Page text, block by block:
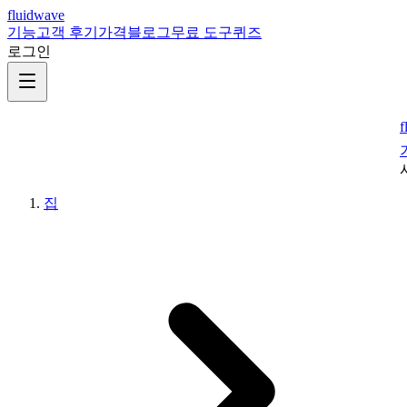
fluidwave
기능고객 후기 가격블로그무료 도구퀴즈
로그인
집